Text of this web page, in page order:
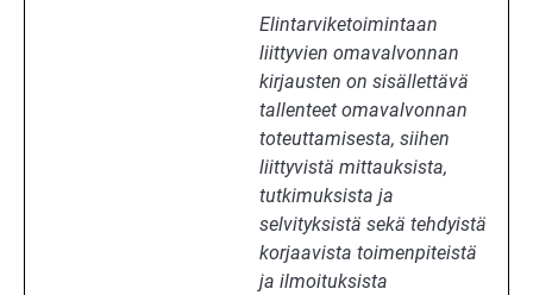
Elintarviketoimintaan
liittyvien omavalvonnan
kirjausten on sisällettävä
tallenteet omavalvonnan
toteuttamisesta, siihen
liittyvistä mittauksista,
tutkimuksista ja
selvityksistä sekä tehdyistä
korjaavista toimenpiteistä
ja ilmoituksista